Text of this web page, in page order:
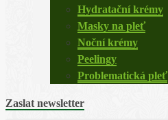
Hydratační krémy
Masky na pleť
Noční krémy
Peelingy
Problematická pleť
Zaslat newsletter